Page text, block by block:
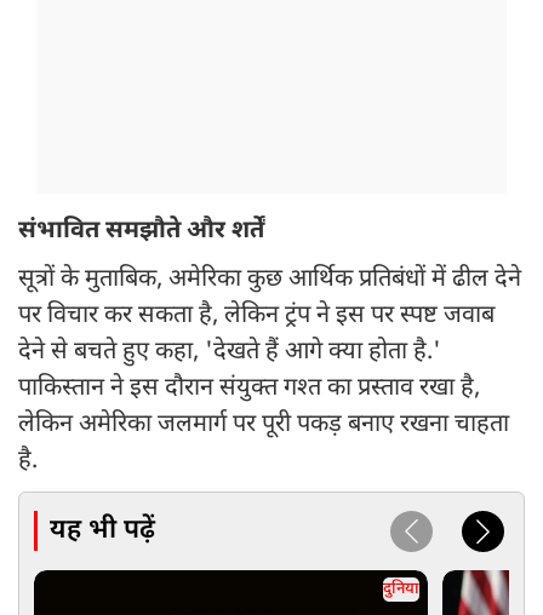
संभावित समझौते और शर्तें
सूत्रों के मुताबिक, अमेरिका कुछ आर्थिक प्रतिबंधों में ढील देने
पर विचार कर सकता है, लेकिन ट्रंप ने इस पर स्पष्ट जवाब
देने से बचते हुए कहा, 'देखते हैं आगे क्या होता है.'
पाकिस्तान ने इस दौरान संयुक्त गश्त का प्रस्ताव रखा है,
लेकिन अमेरिका जलमार्ग पर पूरी पकड़ बनाए रखना चाहता
है.
यह भी पढ़ें
दुनिया